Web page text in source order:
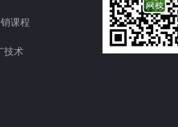
课程
技术